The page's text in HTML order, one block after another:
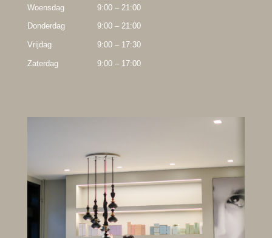
Woensdag
9:00 – 21:00
Donderdag
9:00 – 21:00
Vrijdag 9:00 – 17:30
Zaterdag 9:00 – 17:00